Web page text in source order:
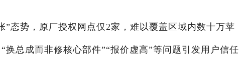
”态势，原厂授权网点仅2家，难以覆盖区域内数十万苹
总成而非修核心部件”“报价虚高”等问题引发用户信任